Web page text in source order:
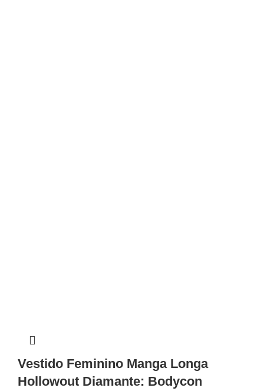
Vestido Feminino Manga Longa
Hollowout Diamante: Bodycon